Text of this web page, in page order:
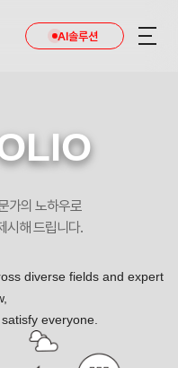
AI솔루션
가의 노하우로
시해 드립니다.
diverse fields and expert
everyone.